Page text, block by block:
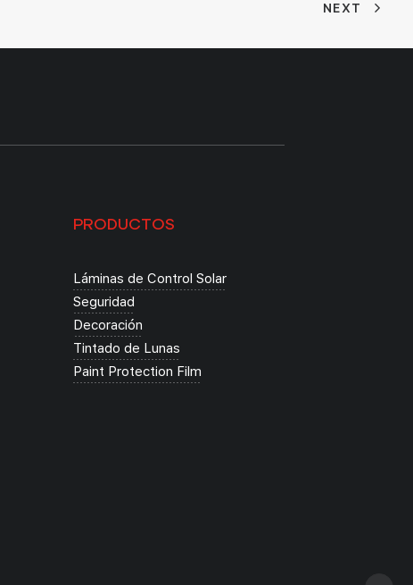
NEXT
PRODUCTOS
Láminas de Control Solar
Seguridad
Decoración
Tintado de Lunas
Paint Protection Film